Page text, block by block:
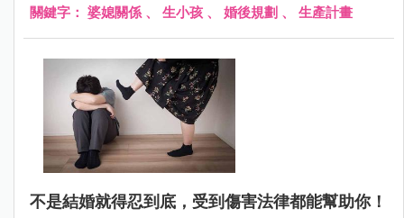
關鍵字： 婆媳關係 、 生小孩 、 婚後規劃 、 生產計畫
不是結婚就得忍到底，受到傷害法律都能幫助你！